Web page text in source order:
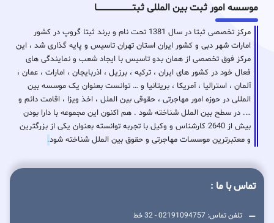
موسسه امور ثبت بین المللی ثبتـــــــــــــــــــــــــــــا
مرکز تخصصی ثبتا در سال 1381 تحت نام و برند ثبتا گروپ در کشور
امارات شهر دبی و کشور ایران استان تهران تاسیس و پایه گذاری شد ، این
مرکز فوق تخصصی از همان بدو تاسیس با ایجاد شعب و نمایندگی های
فعال خود در کشور های ایران ، ترکیه ، برزیل ، اذربایجان ، امارات ، عمان ،
آلمان ، استرالیا ، آمریکا ، بریتانیا و … توانست بعنوان یک موسسه بین
المللی در حوزه امور مهاجرتی ، حقوقی بین الملل ، اخذ ویزا ، اقامت دائم و
…. در سطح بین الملل شناخته شود . هم اکنون این مجموعه با دارا بودن
بیش از 2640 کارشناس و وکیل با تجربه توانسته بعنوان یکی از بزرگترین
و معتبرترین موسسات مهاجرتی و حقوق بین الملل شناخته شود.
تماس با ما :
تلفن تماس: 02191094757 - 32 خط